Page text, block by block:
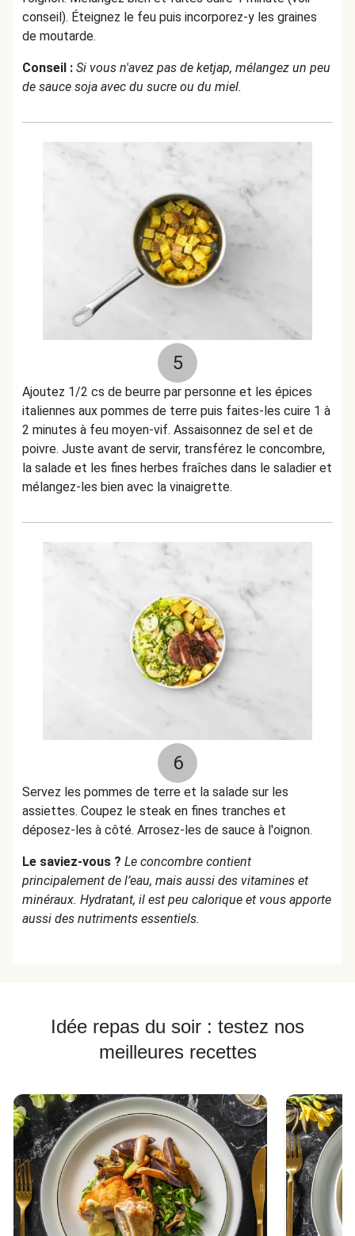
conseil). Éteignez le feu puis incorporez-y les graines
de moutarde.
Conseil : Si vous n'avez pas de ketjap, mélangez un peu
de sauce soja avec du sucre ou du miel.
5
Ajoutez 1/2 cs de beurre par personne et les épices
italiennes aux pommes de terre puis faites-les cuire 1 à
2 minutes à feu moyen-vif. Assaisonnez de sel et de
poivre. Juste avant de servir, transférez le concombre,
la salade et les fines herbes fraîches dans le saladier et
mélangez-les bien avec la vinaigrette.
6
Servez les pommes de terre et la salade sur les
assiettes. Coupez le steak en fines tranches et
déposez-les à côté. Arrosez-les de sauce à l'oignon.
Le saviez-vous ? Le concombre contient
principalement de l’eau, mais aussi des vitamines et
minéraux. Hydratant, il est peu calorique et vous apporte
aussi des nutriments essentiels.
Idée repas du soir : testez nos
meilleures recettes